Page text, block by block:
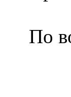
По